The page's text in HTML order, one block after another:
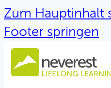
Zum Hauptinhalt
Footer springen